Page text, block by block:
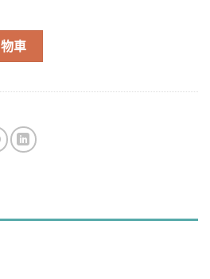
原廠高容量墨水匣 一黑一彩 MG3670
車